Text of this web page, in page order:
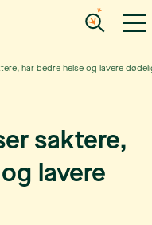
har bedre helse og lavere
saktere,
lavere